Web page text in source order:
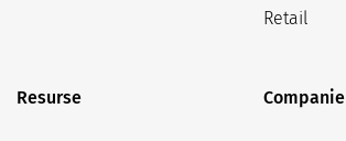
Retail
Resurse Companie